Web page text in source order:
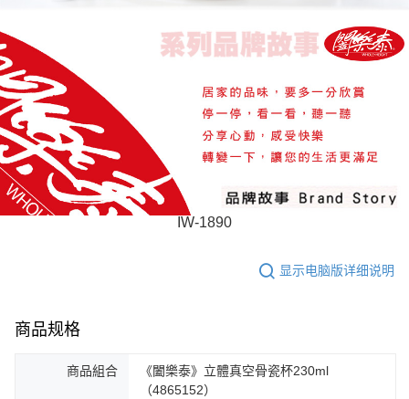
IW-1890
显示电脑版详细说明
商品规格
商品組合
《闔樂泰》立體真空骨瓷杯230ml
（4865152）